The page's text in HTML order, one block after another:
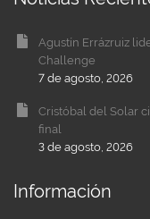
Agustín Errázruiz
Challenge
7 de agosto, 2026
Cristóbal del Solar
final
3 de agosto, 2026
Información